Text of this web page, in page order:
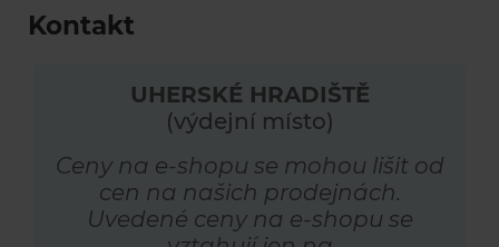
Kontakt
UHERSKÉ HRADIŠTĚ
(výdejní místo)
Ceny na e-shopu se mohou lišit od
cen na našich prodejnách.
Uvedené ceny na e-shopu se